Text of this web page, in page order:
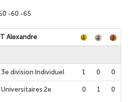
-60 -65
Alexandre
division Individuel 1 0 0
2e
0 1 0